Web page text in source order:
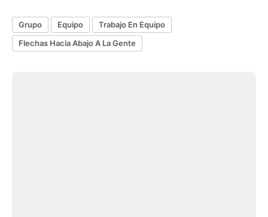
Grupo Equipo
Trabajo En Equipo
Flechas Hacia Abajo A La Gente